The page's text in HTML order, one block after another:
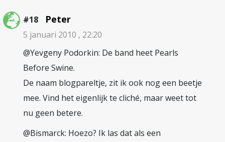
#18 Peter
5 januari 2010 , 22:20
@Yevgeny Podorkin: De band heet Pearls
Before Swine.
De naam blogpareltje, zit ik ook nog een beetje
mee. Vind het eigenlijk te cliché, maar weet tot
nu geen betere.
@Bismarck: Hoezo? Ik las dat als een